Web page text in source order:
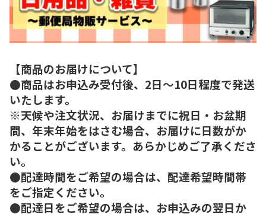
【商品のお届けについて】
●商品はお申込み受付後、2日～10日程度で発送
いたします。
※天候や注文状況、お届けまでに祝日・お盆期
間、年末年始をはさむ場合、お届けに日数がか
かることがございます。あらかじめご了承くださ
い。
●配達時間をご希望の場合は、配達希望時間帯
をご指定ください。
●配達日をご希望の場合は、お申込みの翌日か